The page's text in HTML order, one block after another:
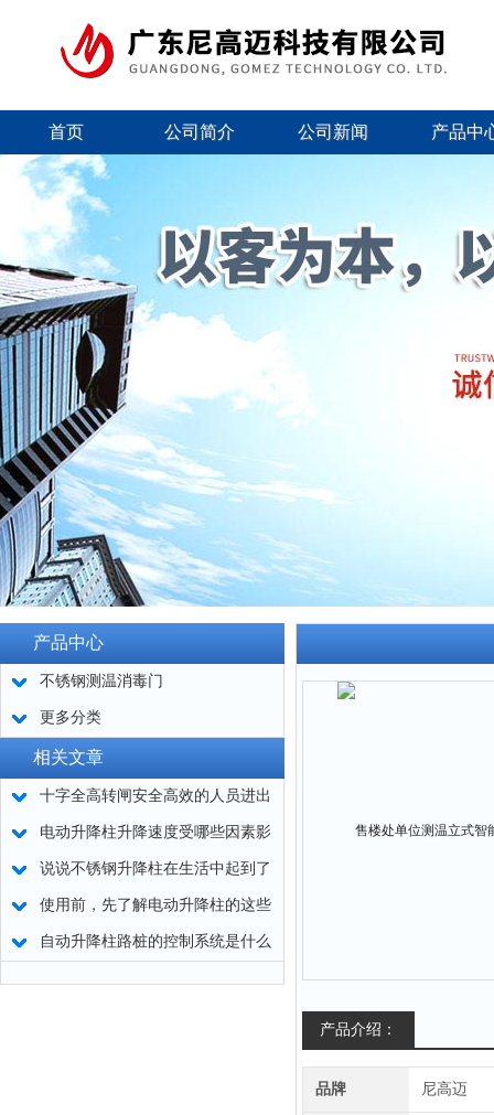
首页 公司简介 公司新闻 产品中
产品中心
不锈钢测温消毒门
更多分类
相关文章
十字全高转闸安全高效的人员进出
管理设备
电动升降柱升降速度受哪些因素影
响？如何提升？
说说不锈钢升降柱在生活中起到了
哪些作用呢
使用前，先了解电动升降柱的这些
知识
自动升降柱路桩的控制系统是什么
产品介绍：
品牌 尼高迈